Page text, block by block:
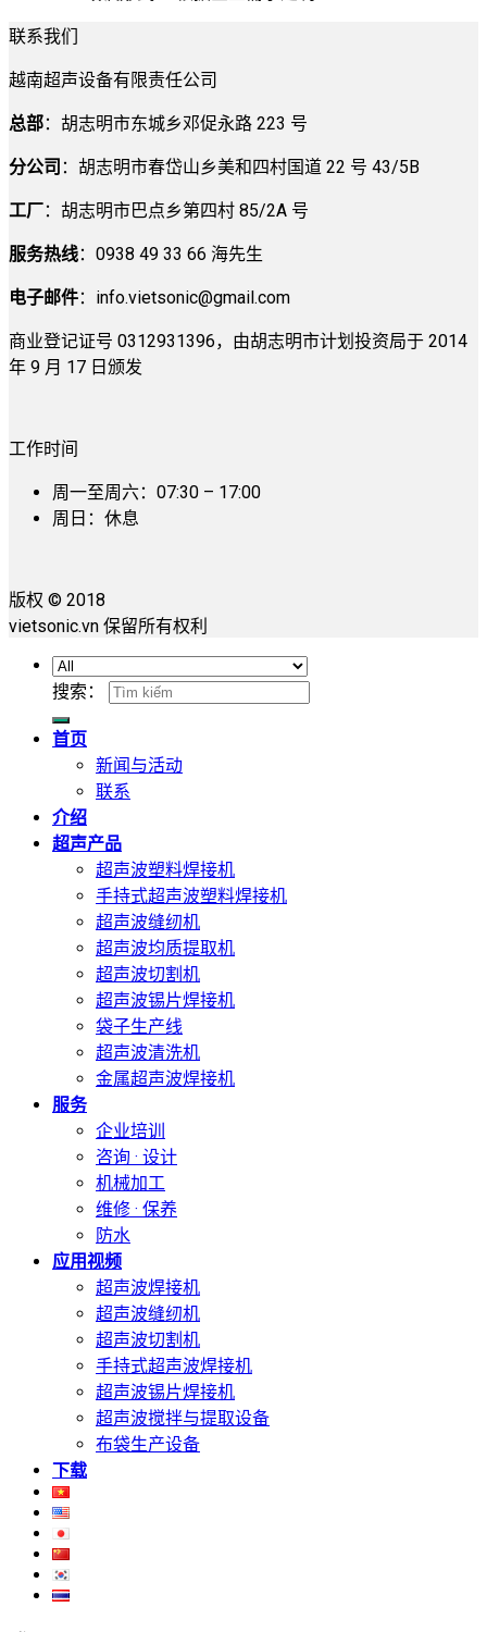
联系我们
越南超声设备有限责任公司
总部：胡志明市东城乡邓促永路 223 号
分公司 ：胡志明市春岱山乡美和四村国道 22 号 43/5B
工厂：胡志明市巴点乡第四村 85/2A 号
服务热线：0938 49 33 66 海先生
电子邮件： info.vietsonic@gmail.com
商业登记证号 0312931396，由胡志明市计划投资局于 2014
年 9 月 17 日颁发
工作时间
周一至周六：07:30 – 17:00
周日：休息
版权 © 2018
vietsonic.vn 保留所有权利
搜索：
首页
新闻与活动
联系
介绍
超声产品
超声波塑料焊接机
手持式超声波塑料焊接机
超声波缝纫机
超声波均质提取机
超声波切割机
超声波锡片焊接机
袋子生产线
超声波清洗机
金属超声波焊接机
服务
企业培训
咨询 · 设计
机械加工
维修 · 保养
防水
应用视频
超声波焊接机
超声波缝纫机
超声波切割机
手持式超声波焊接机
超声波锡片焊接机
超声波搅拌与提取设备
布袋生产设备
下载